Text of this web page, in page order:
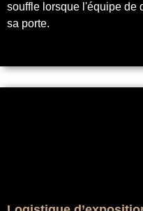
souffle lorsque l'équipe de
sa porte.